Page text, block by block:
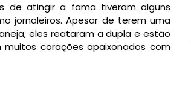
de atingir a fama tiveram alguns
jornaleiros. Apesar de terem uma
eles reataram a dupla e estão
corações apaixonados com